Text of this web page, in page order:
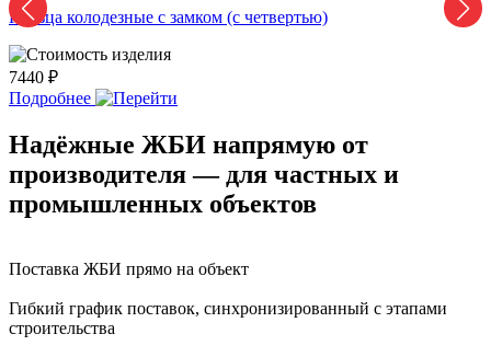
Кольца колодезные с замком (с четвертью)
7440 ₽
Подробнее
Надёжные ЖБИ напрямую от
производителя — для частных и
промышленных объектов
Поставка ЖБИ прямо на объект
Гибкий график поставок, синхронизированный с этапами
строительства